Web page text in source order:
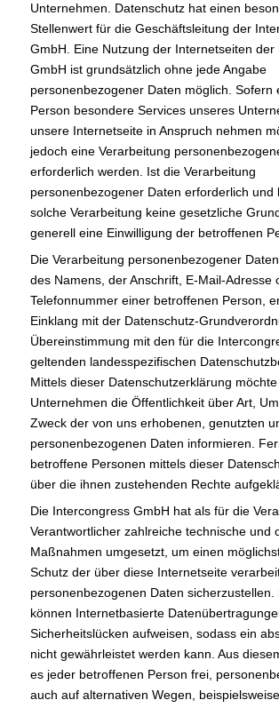
Unternehmen. Datenschutz hat einen
Stellenwert für die Geschäftsleitung der
GmbH. Eine Nutzung der Internetseiten der
GmbH ist grundsätzlich ohne jede Angabe
personenbezogener Daten möglich. Sofern
Person besondere Services unseres
unsere Internetseite in Anspruch nehmen
jedoch eine Verarbeitung
erforderlich werden. Ist die Verarbeitung
personenbezogener Daten erforderlich und
solche Verarbeitung keine gesetzliche
generell eine Einwilligung der betroffenen
Die Verarbeitung personenbezogener
des Namens, der Anschrift, E-Mail-Adresse
Telefonnummer einer betroffenen Person,
Einklang mit der Datenschutz-
Übereinstimmung mit den für die
geltenden landesspezifischen
Mittels dieser Datenschutzerklärung
Unternehmen die Öffentlichkeit über Art,
Zweck der von uns erhobenen, genutzten
personenbezogenen Daten informieren.
betroffene Personen mittels dieser
über die ihnen zustehenden Rechte
Die Intercongress GmbH hat als für die
Verantwortlicher zahlreiche technische und
Maßnahmen umgesetzt, um einen
Schutz der über diese Internetseite
personenbezogenen Daten sicherzustellen.
können Internetbasierte
Sicherheitslücken aufweisen, sodass ein
nicht gewährleistet werden kann. Aus
es jeder betroffenen Person frei,
auch auf alternativen Wegen,